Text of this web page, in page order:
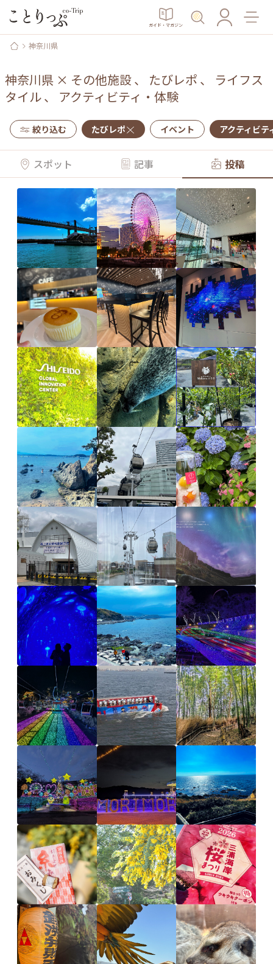
ガイド・マガジン
神奈川県
神奈川県 × その他施設、 たびレポ 、 ライフス
タイル、 アクティビティ・体験
絞り込む たびレポ イベント アクティビテ
スポット 記事 投稿